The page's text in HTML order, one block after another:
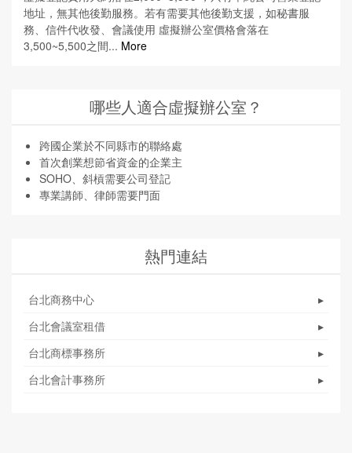
地址，無其他後勤服務。若有需要其他後勤支援，如秘書服
務、信件代收發、會議使用 虛擬辦公室價格會落在
3,500~5,500之間... More
哪些人適合虛擬辦公室？
跨國企業於不同縣市的聯絡處
首次創業想節省資金的企業主
SOHO、斜槓需要公司登記
專業講師、律師需要門面
熱門連結
▸
台北商務中心
▸
台北會議室租借
▸
台北商標事務所
▸
台北會計事務所